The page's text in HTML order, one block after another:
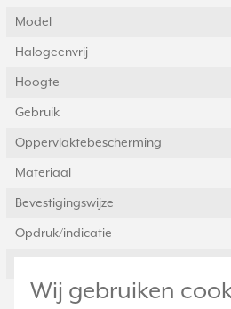
Wij gebruiken
Model
Halogeenvrij
Hoogte
Gebruik
Oppervlaktebescherming
Materiaal
Bevestigingswijze
Opdruk/indicatie
RAL-nummer (vergelijkbaar)